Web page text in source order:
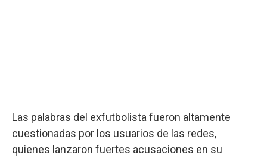
Las palabras del exfutbolista fueron altamente
cuestionadas por los usuarios de las redes,
quienes lanzaron fuertes acusaciones en su